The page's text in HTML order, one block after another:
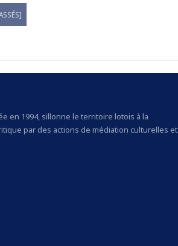
en 1994, sillonne le territoire lotois à la
par des actions de médiation culturelles et